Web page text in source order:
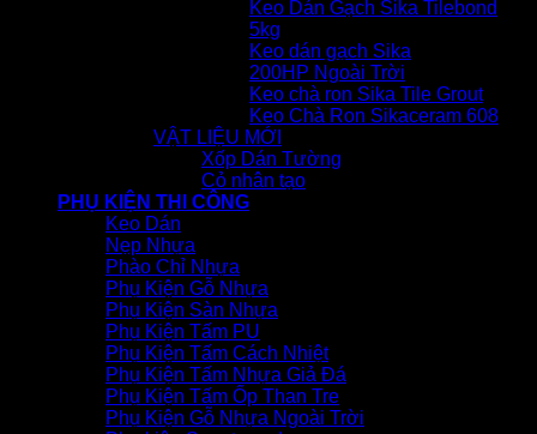
Keo Dán Gạch Sika Tilebond
5kg
Keo dán gạch Sika
200HP Ngoài Trời
Keo chà ron Sika Tile Grout
Keo Chà Ron Sikaceram 608
VẬT LIỆU MỚI
Xốp Dán Tường
Cỏ nhân tạo
PHỤ KIỆN THI CÔNG
Keo Dán
Nẹp Nhựa
Phào Chỉ Nhựa
Phụ Kiện Gỗ Nhựa
Phụ Kiện Sàn Nhựa
Phụ Kiện Tấm PU
Phụ Kiện Tấm Cách Nhiệt
Phụ Kiện Tấm Nhựa Giả Đá
Phụ Kiện Tấm Ốp Than Tre
Phụ Kiện Gỗ Nhựa Ngoài Trời